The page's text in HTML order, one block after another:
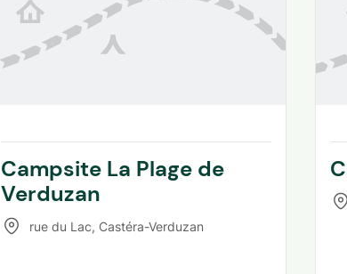
Campsite La Plage de
Verduzan
rue du Lac, Castéra-Verduzan